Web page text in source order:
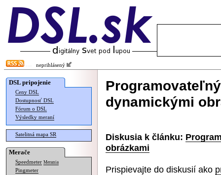
neprihlásený
DSL pripojenie
Ceny DSL
Dostupnosť DSL
Fórum o DSL
Výsledky meraní
Satelitná mapa SR
Merače
Speedmeter Merania
Pingmeter
dynamickými
Diskusia k článku:
obrázkami
Prispievajte do diskusií ako